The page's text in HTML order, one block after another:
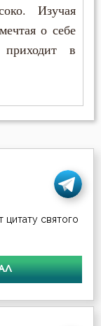
Изучая
о себе
приходит в
святого